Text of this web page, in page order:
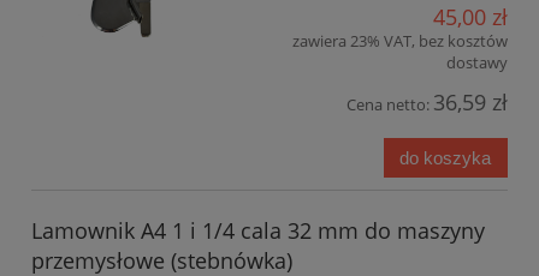
45,00 zł
zawiera 23% VAT, bez kosztów
dostawy
Cena netto: 36,59 zł
do koszyka
Lamownik A4 1 i 1/4 cala 32 mm do maszyny
przemysłowe (stebnówka)